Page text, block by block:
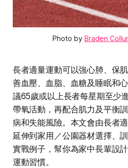
Photo by Braden
長者適量運動可以強心肺、保
善血壓、血脂、血糖及睡眠和
議65歲或以上長者每星期至少
帶氧活動，再配合肌力及平衡
病和失能風險。本文會由長者
延伸到家用／公園器材選擇、
實戰例子，幫你為家中長輩設
運動習慣。